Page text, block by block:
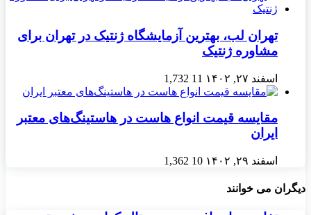
تهران لب، بهترین آزمایشگاه ژنتیک در تهران برای
مشاوره ژنتیک
اسفند ۲۷, ۱۴۰۲ 11
1,732
مقایسه قیمت انواع هاست در هاستینگ‌های معتبر
ایران
اسفند ۲۹, ۱۴۰۲ 10
1,362
دیگران می خوانند